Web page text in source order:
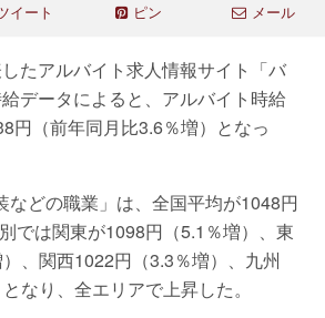
イート ピン メール
たアルバイト求人情報サイト「バ
データによると、アルバイト時給
円（前年同月比3.6％増）となっ
などの職業」は、全国平均が1048円
では関東が1098円（5.1％増）、東
、関西1022円（3.3％増）、九州
なり、全エリアで上昇した。